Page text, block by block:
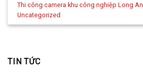
Thi công camera khu công nghiệp Long An
Uncategorized
TIN TỨC